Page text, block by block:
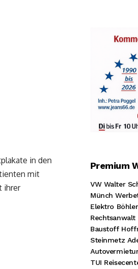
in den
mit
ihrer
Premium
VW Walter
Münch
Elektro
Rechtsanwalt
Baustoff
Steinmetz
TUI